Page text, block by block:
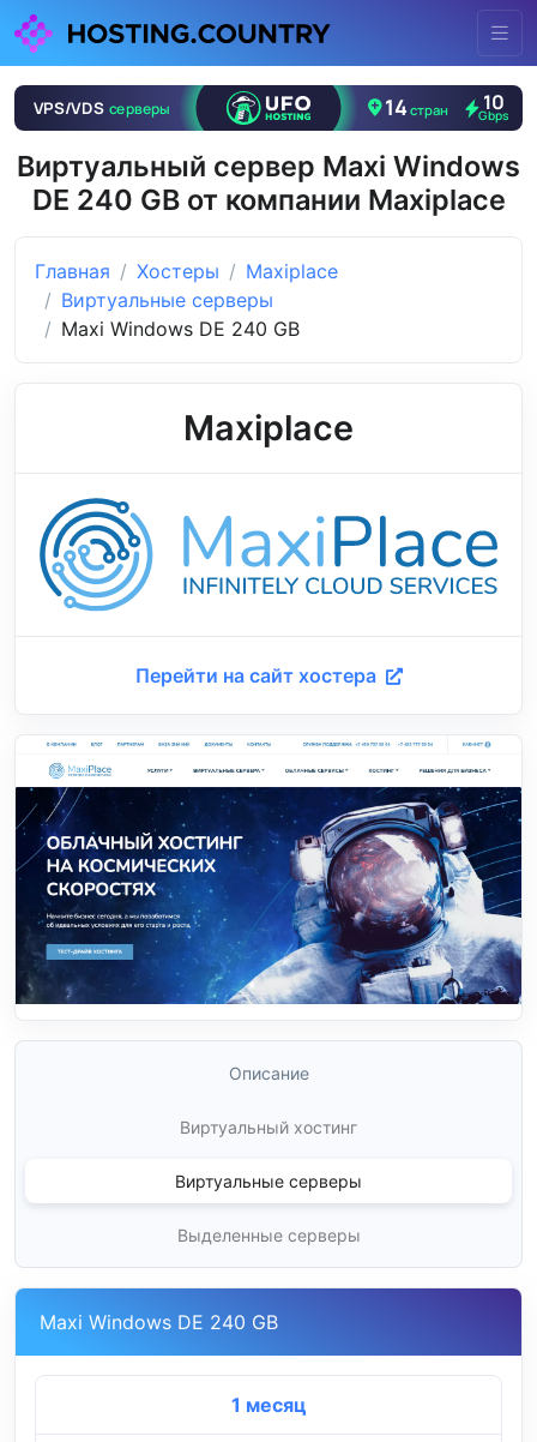
Виртуальный сервер Maxi Windows
DE 240 GB от компании Maxiplace
Главная Хостеры
Maxiplace
Виртуальные серверы
Maxi Windows DE 240 GB
Maxiplace
Перейти на сайт хостера
Описание
Виртуальный хостинг
Виртуальные серверы
Выделенные серверы
Maxi Windows DE 240 GB
1 месяц